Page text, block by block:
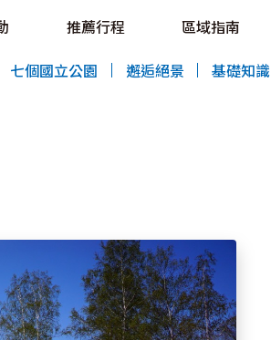
推薦行程 區域指南
七個國立公園 邂逅絕景 基礎知識
區域指南
美食
預約
交通指南